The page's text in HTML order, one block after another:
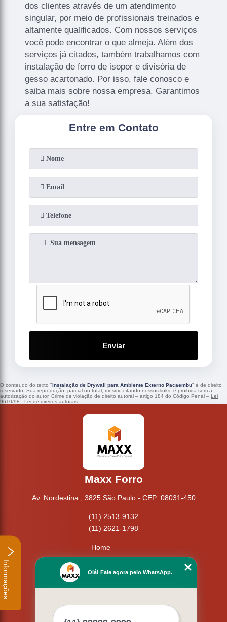
dos clientes através de um atendimento
singular, por meio de profissionais treinados e
altamente qualificados. Com nossos serviços
você pode encontrar o que almeja. Além dos
serviços já citados, também trabalhamos com
instalação de forro de isopor e divisória de
gesso acartonado. Por isso, fale conosco e
saiba mais sobre nossa empresa. Garantimos
a sua satisfação!
Entre em Contato
Enviar
O conteúdo do texto "Instalação de Drywall para Ambiente Externo Pacaembu" é de direito
reservado. Sua reprodução, parcial ou total, mesmo citando nossos links, é proibida sem a
autorização do autor. Crime de violação de direito autoral – artigo 184 do Código Penal – Lei
9610/98 - Lei de direitos autorais.
Maxx Forro
Av. Nordestina , 3825 São Paulo - CEP: 08031-450
(11) 2513-9132
(11) 2621-1798
Home
Empresa
Missão
Mapa do site
Informações Olá! Fale agora pelo WhatsApp.